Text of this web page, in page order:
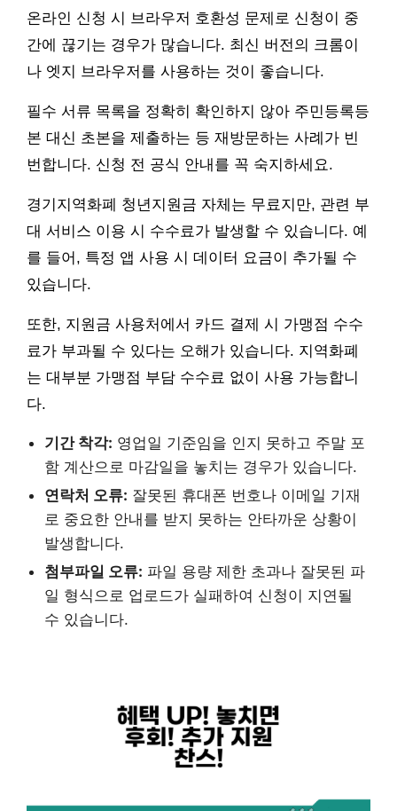
온라인 신청 시 브라우저 호환성 문제로 신청이 중
간에 끊기는 경우가 많습니다. 최신 버전의 크롬이
나 엣지 브라우저를 사용하는 것이 좋습니다.
필수 서류 목록을 정확히 확인하지 않아 주민등록등
본 대신 초본을 제출하는 등 재방문하는 사례가 빈
번합니다. 신청 전 공식 안내를 꼭 숙지하세요.
경기지역화폐 청년지원금 자체는 무료지만, 관련 부
대 서비스 이용 시 수수료가 발생할 수 있습니다. 예
를 들어, 특정 앱 사용 시 데이터 요금이 추가될 수
있습니다.
또한, 지원금 사용처에서 카드 결제 시 가맹점 수수
료가 부과될 수 있다는 오해가 있습니다. 지역화폐
는 대부분 가맹점 부담 수수료 없이 사용 가능합니
다.
기간 착각: 영업일 기준임을 인지 못하고 주말 포
함 계산으로 마감일을 놓치는 경우가 있습니다.
연락처 오류: 잘못된 휴대폰 번호나 이메일 기재
로 중요한 안내를 받지 못하는 안타까운 상황이
발생합니다.
첨부파일 오류: 파일 용량 제한 초과나 잘못된 파
일 형식으로 업로드가 실패하여 신청이 지연될
수 있습니다.